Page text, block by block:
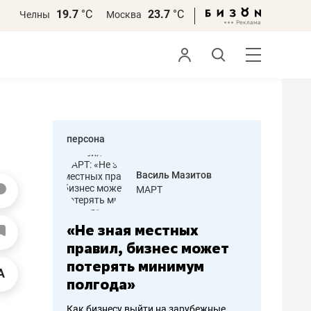
Челны 19.7 °С Москва 23.7 °С
персона
работа
Василь Мазитов
МАРТ
«Не зная местных
правил, бизнес может
потерять минимум
полгода»